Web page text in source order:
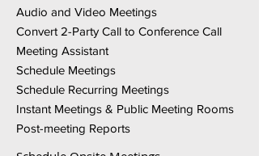
Audio and Video Meetings
Convert 2-Party Call to Conference Call
Meeting Assistant
Schedule Meetings
Schedule Recurring Meetings
Instant Meetings & Public Meeting Rooms
Post-meeting Reports